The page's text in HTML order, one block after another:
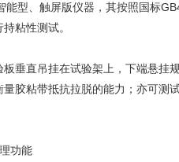
能型、触屏版仪器，其按照国标
粘性测试。
板垂直吊挂在试验架上，下端悬挂
胶粘带抵抗拉脱的能力；亦可测
功能